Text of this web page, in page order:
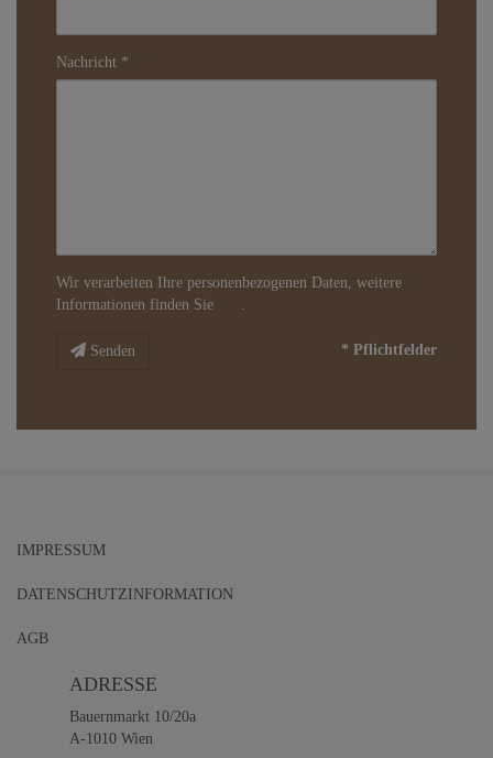
Nachricht
Wir verarbeiten Ihre personenbezogenen Daten, weitere
Informationen finden Sie
.
Senden * Pflichtfelder
IMPRESSUM
DATENSCHUTZINFORMATION
AGB
ADRESSE
Bauernmarkt 10/20a
A-1010 Wien